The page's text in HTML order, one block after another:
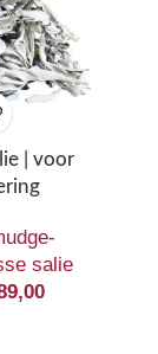
| voor
salie